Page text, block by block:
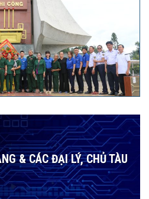
& CÁC ĐẠI LÝ, CHỦ TÀU